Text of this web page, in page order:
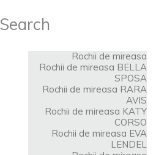
Search
Rochii de mireasa
Rochii de mireasa BELLA
SPOSA
Rochii de mireasa RARA
AVIS
Rochii de mireasa KATY
CORSO
Rochii de mireasa EVA
LENDEL